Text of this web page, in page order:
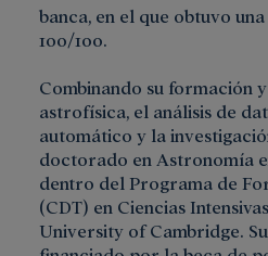
banca, en el que obtuvo
100/100.
Combinando su formación
astrofísica, el análisis de
automático y la
doctorado en Astronomía
dentro del Programa de
(CDT) en Ciencias
University of Cambridge.